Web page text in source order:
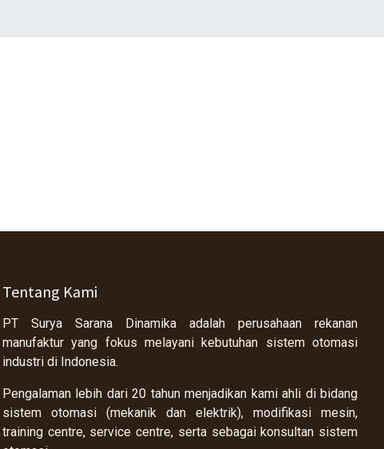
Tentang Kami
PT Surya Sarana Dinamika adalah perusahaan rekanan
manufaktur yang fokus melayani kebutuhan sistem otomasi
industri di Indonesia.
Pengalaman lebih dari 20 tahun menjadikan kami ahli di bidang
sistem otomasi (mekanik dan elektrik), modifikasi mesin,
training centre, service centre, serta sebagai konsultan sistem